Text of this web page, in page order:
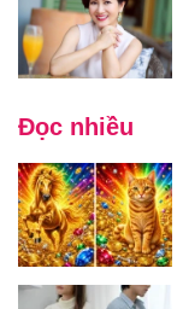
Đọc nhiều